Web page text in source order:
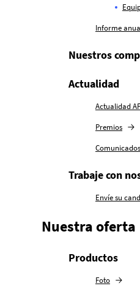
Informe
Nuestros
Actualidad
Actualidad
Premios
Trabaje con
Envíe su
Nuestra oferta
Productos
Foto